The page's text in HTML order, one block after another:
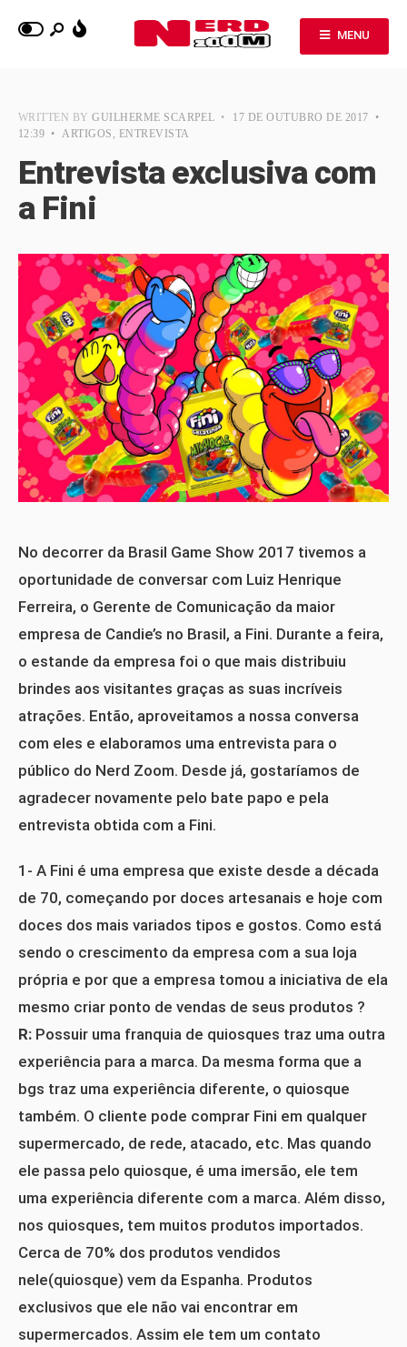
MENU
WRITTEN BYGUILHERME SCARPEL • 17 DE OUTUBRO DE 2017 •
12:39 • ARTIGOS , ENTREVISTA
Entrevista exclusiva com
a Fini
No decorrer da Brasil Game Show 2017 tivemos a
oportunidade de conversar com Luiz Henrique
Ferreira, o Gerente de Comunicação da maior
empresa de Candie’s no Brasil, a Fini. Durante a feira,
o estande da empresa foi o que mais distribuiu
brindes aos visitantes graças as suas incríveis
atrações. Então, aproveitamos a nossa conversa
com eles e elaboramos uma entrevista para o
público do Nerd Zoom. Desde já, gostaríamos de
agradecer novamente pelo bate papo e pela
entrevista obtida com a Fini.
1- A Fini é uma empresa que existe desde a década
de 70, começando por doces artesanais e hoje com
doces dos mais variados tipos e gostos. Como está
sendo o crescimento da empresa com a sua loja
própria e por que a empresa tomou a iniciativa de ela
mesmo criar ponto de vendas de seus produtos ?
R: Possuir uma franquia de quiosques traz uma outra
experiência para a marca. Da mesma forma que a
bgs traz uma experiência diferente, o quiosque
também. O cliente pode comprar Fini em qualquer
supermercado, de rede, atacado, etc. Mas quando
ele passa pelo quiosque, é uma imersão, ele tem
uma experiência diferente com a marca. Além disso,
nos quiosques, tem muitos produtos importados.
Cerca de 70% dos produtos vendidos
nele(quiosque) vem da Espanha. Produtos
exclusivos que ele não vai encontrar em
supermercados. Assim ele tem um contato